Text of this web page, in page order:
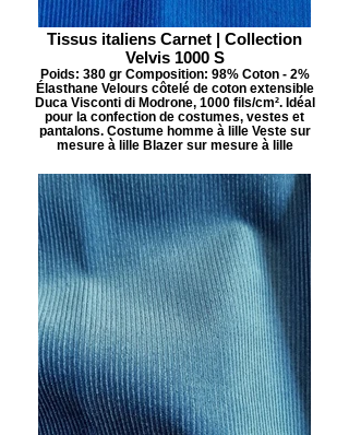
Tissus italiens Carnet | Collection
Velvis 1000 S
Poids: 380 gr Composition: 98% Coton - 2%
Élasthane Velours côtelé de coton extensible
Duca Visconti di Modrone, 1000 fils/cm². Idéal
pour la confection de costumes, vestes et
pantalons. Costume homme à lille Veste sur
mesure à lille Blazer sur mesure à lille